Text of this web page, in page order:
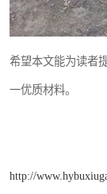
希望本文能为读者
一优质材料。
http://